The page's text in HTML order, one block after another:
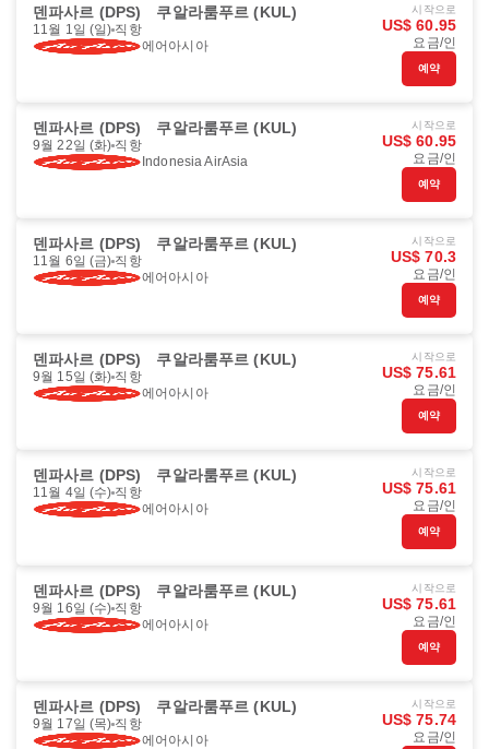
덴파사르 (DPS) 쿠알라룸푸르 (KUL)
11월 1일 (일) 직항
에어아시아
시작으로
US$ 60.95
요금/인
예약
덴파사르 (DPS) 쿠알라룸푸르 (KUL)
9월 22일 (화) 직항
Indonesia AirAsia
시작으로
US$ 60.95
요금/인
예약
덴파사르 (DPS) 쿠알라룸푸르 (KUL)
11월 6일 (금) 직항
에어아시아
시작으로
US$ 70.3
요금/인
예약
덴파사르 (DPS) 쿠알라룸푸르 (KUL)
9월 15일 (화) 직항
에어아시아
시작으로
US$ 75.61
요금/인
예약
덴파사르 (DPS) 쿠알라룸푸르 (KUL)
11월 4일 (수) 직항
에어아시아
시작으로
US$ 75.61
요금/인
예약
덴파사르 (DPS) 쿠알라룸푸르 (KUL)
9월 16일 (수) 직항
에어아시아
시작으로
US$ 75.61
요금/인
예약
덴파사르 (DPS) 쿠알라룸푸르 (KUL)
9월 17일 (목) 직항
에어아시아
시작으로
US$ 75.74
요금/인